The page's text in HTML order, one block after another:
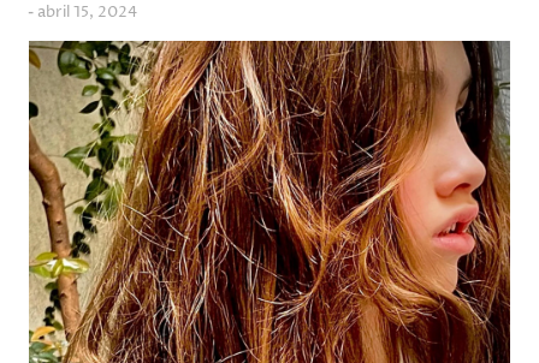
abril 15, 2024